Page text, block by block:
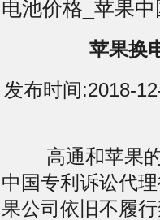
电池价格_苹果
苹果换
发布时间:2018-
高通和苹果的
中国专利诉讼代
果公司依旧不履